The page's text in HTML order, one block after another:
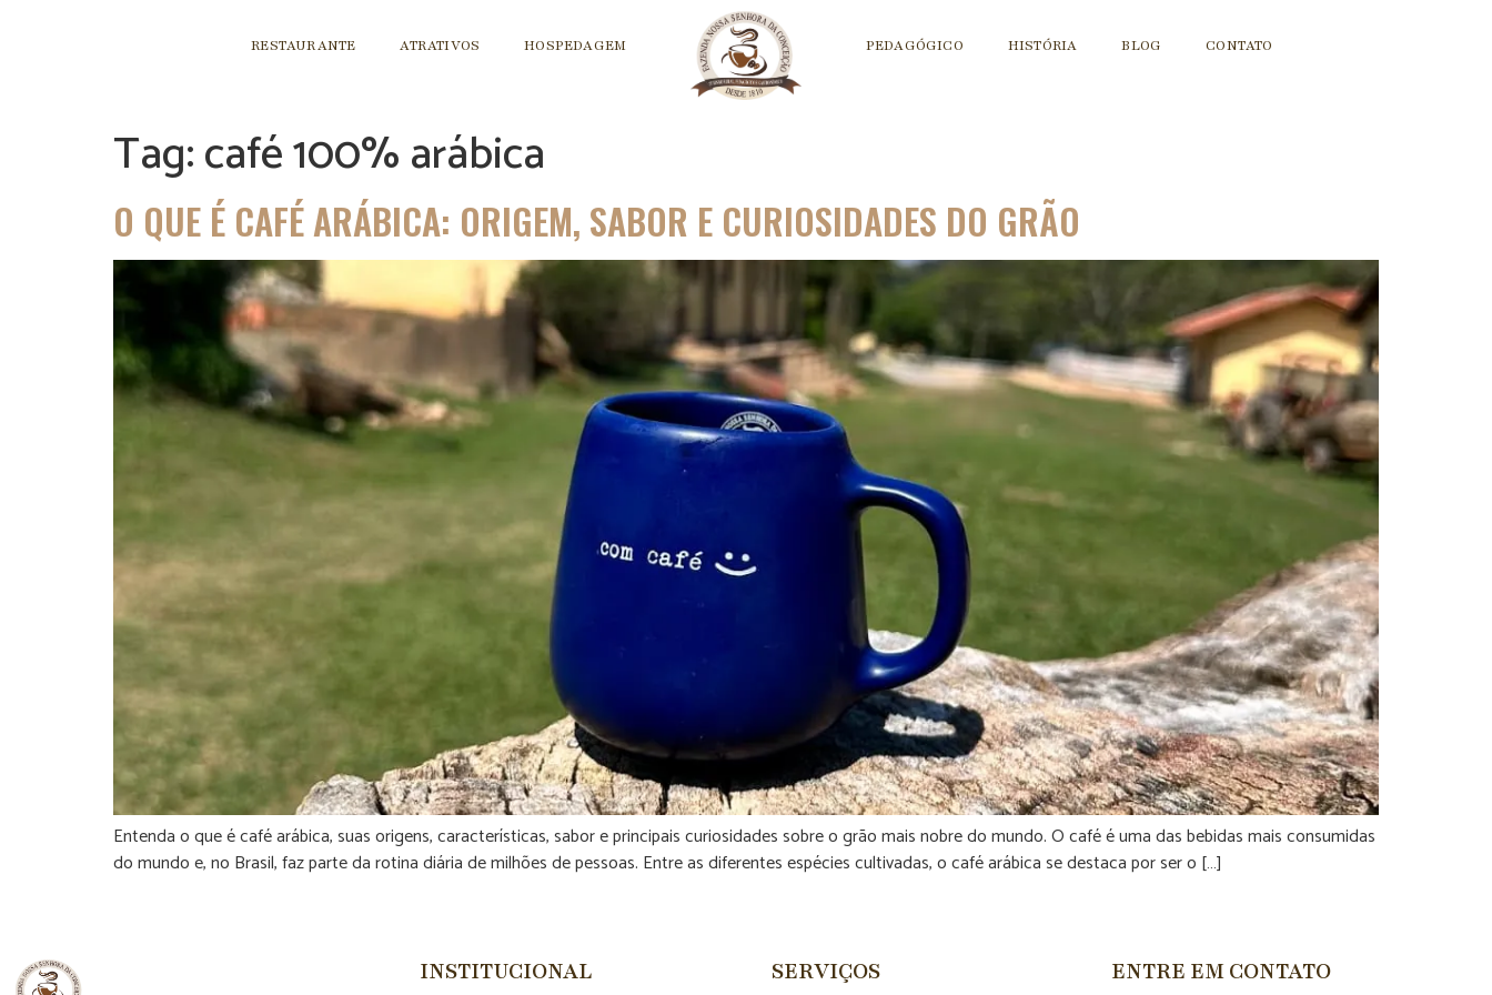
RESTAURANTE ATRATIVOS HOSPEDAGEM PEDAGÓGICO HISTÓRIA BLOG CONTATO
Tag:café 100% arábica
O QUE É CAFÉ ARÁBICA: ORIGEM, SABOR E CURIOSIDADES DO GRÃO
Entenda o que é café arábica, suas origens, características, sabor e principais curiosidades sobre o grão mais nobre do mundo. O café é uma das bebidas mais consumidas
do mundo e, no Brasil, faz parte da rotina diária de milhões de pessoas. Entre as diferentes espécies cultivadas, o café arábica se destaca por ser o […]
INSTITUCIONAL SERVIÇOS ENTRE EM CONTATO